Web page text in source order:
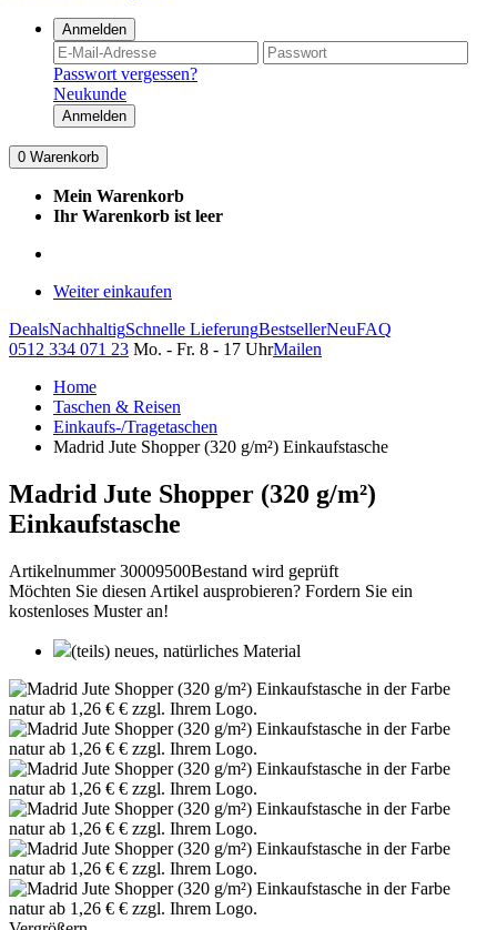
Anmelden
Passwort vergessen?
Neukunde
Anmelden
0 Warenkorb
Mein Warenkorb
Ihr Warenkorb ist leer
Weiter einkaufen
DealsNachhaltigSchnelle LieferungBestsellerNeuFAQ
0512 334 071 23 Mo. - Fr. 8 - 17 UhrMailen
Home
Taschen & Reisen
Einkaufs-/Tragetaschen
Madrid Jute Shopper (320 g/m²) Einkaufstasche
Madrid Jute Shopper (320 g/m²)
Einkaufstasche
Artikelnummer 30009500Bestand wird geprüft
Möchten Sie diesen Artikel ausprobieren? Fordern Sie ein
kostenloses Muster an!
(teils) neues, natürliches Material